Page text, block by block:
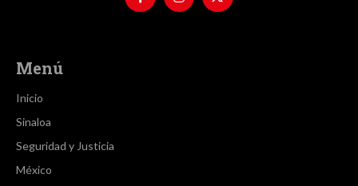
Menú
Inicio
Sinaloa
Seguridad y Justicia
México